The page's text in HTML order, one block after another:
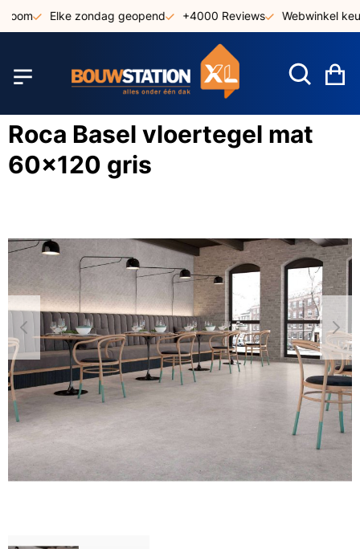
naar
Elke zondag geopend +4000 Reviews Webwinkel
Roca Basel vloertegel mat
60x120 gris